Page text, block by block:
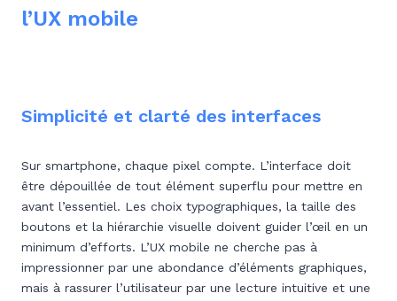
l’UX mobile
Simplicité et clarté des interfaces
Sur smartphone, chaque pixel compte. L’interface doit
être dépouillée de tout élément superflu pour mettre en
avant l’essentiel. Les choix typographiques, la taille des
boutons et la hiérarchie visuelle doivent guider l’œil en un
minimum d’efforts. L’UX mobile ne cherche pas à
impressionner par une abondance d’éléments graphiques,
mais à rassurer l’utilisateur par une lecture intuitive et une